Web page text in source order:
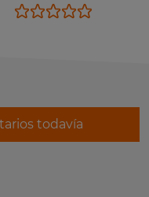
todavía